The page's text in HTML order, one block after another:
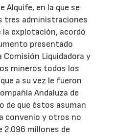
Alquife, en la que se
tres administraciones
explotación, acordó
presentado
Liquidadora y
mineros todos los
a su vez le fueron
Andaluza de
de que éstos asuman
convenio y otros no
2.096 millones de